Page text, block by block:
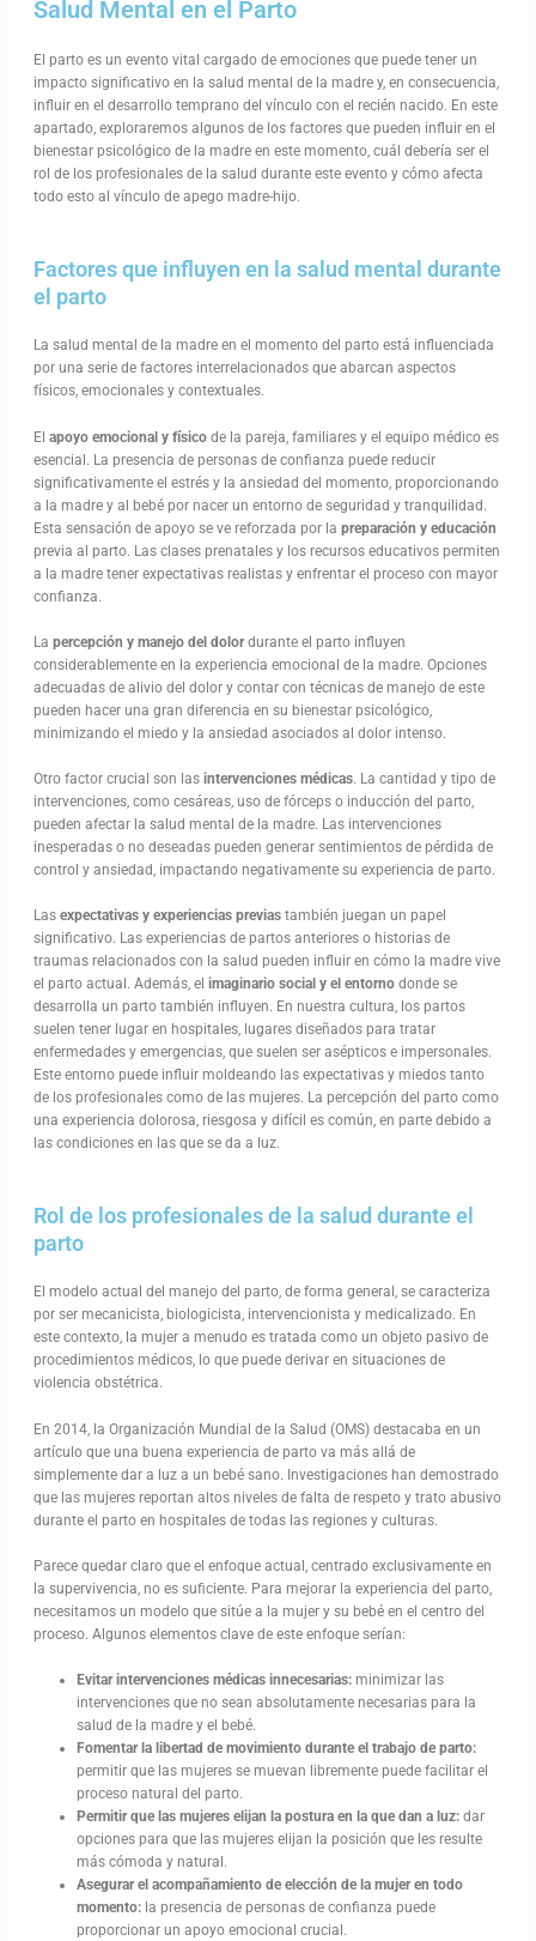
Salud Mental en el Parto
El parto es un evento vital cargado de emociones que puede tener un
impacto significativo en la salud mental de la madre y, en consecuencia,
influir en el desarrollo temprano del vínculo con el recién nacido. En este
apartado, exploraremos algunos de los factores que pueden influir en el
bienestar psicológico de la madre en este momento, cuál debería ser el
rol de los profesionales de la salud durante este evento y cómo afecta
todo esto al vínculo de apego madre-hijo.
Factores que influyen en la salud mental durante
el parto
La salud mental de la madre en el momento del parto está influenciada
por una serie de factores interrelacionados que abarcan aspectos
físicos, emocionales y contextuales.
Elapoyo emocional y físico de la pareja, familiares y el equipo médico es
esencial. La presencia de personas de confianza puede reducir
significativamente el estrés y la ansiedad del momento, proporcionando
a la madre y al bebé por nacer un entorno de seguridad y tranquilidad.
Esta sensación de apoyo se ve reforzada por lapreparación y educación
previa al parto. Las clases prenatales y los recursos educativos permiten
a la madre tener expectativas realistas y enfrentar el proceso con mayor
confianza.
Lapercepción y manejo del dolordurante el parto influyen
considerablemente en la experiencia emocional de la madre. Opciones
adecuadas de alivio del dolor y contar con técnicas de manejo de este
pueden hacer una gran diferencia en su bienestar psicológico,
minimizando el miedo y la ansiedad asociados al dolor intenso.
Otro factor crucial son lasintervenciones médicas. La cantidad y tipo de
intervenciones, como cesáreas, uso de fórceps o inducción del parto,
pueden afectar la salud mental de la madre. Las intervenciones
inesperadas o no deseadas pueden generar sentimientos de pérdida de
control y ansiedad, impactando negativamente su experiencia de parto.
Lasexpectativas y experiencias previas también juegan un papel
significativo. Las experiencias de partos anteriores o historias de
traumas relacionados con la salud pueden influir en cómo la madre vive
el parto actual. Además, elimaginario social y el entornodonde se
desarrolla un parto también influyen. En nuestra cultura, los partos
suelen tener lugar en hospitales, lugares diseñados para tratar
enfermedades y emergencias, que suelen ser asépticos e impersonales.
Este entorno puede influir moldeando las expectativas y miedos tanto
de los profesionales como de las mujeres. La percepción del parto como
una experiencia dolorosa, riesgosa y difícil es común, en parte debido a
las condiciones en las que se da a luz.
Rol de los profesionales de la salud durante el
parto
El modelo actual del manejo del parto, de forma general, se caracteriza
por ser mecanicista, biologicista, intervencionista y medicalizado. En
este contexto, la mujer a menudo es tratada como un objeto pasivo de
procedimientos médicos, lo que puede derivar en situaciones de
violencia obstétrica.
En 2014, la Organización Mundial de la Salud (OMS) destacaba en un
artículo que una buena experiencia de parto va más allá de
simplemente dar a luz a un bebé sano. Investigaciones han demostrado
que las mujeres reportan altos niveles de falta de respeto y trato abusivo
durante el parto en hospitales de todas las regiones y culturas.
Parece quedar claro que el enfoque actual, centrado exclusivamente en
la supervivencia, no es suficiente. Para mejorar la experiencia del parto,
necesitamos un modelo que sitúe a la mujer y su bebé en el centro del
proceso. Algunos elementos clave de este enfoque serían:
Evitar intervenciones médicas innecesarias: minimizar las
intervenciones que no sean absolutamente necesarias para la
salud de la madre y el bebé.
Fomentar la libertad de movimiento durante el trabajo de parto:
permitir que las mujeres se muevan libremente puede facilitar el
proceso natural del parto.
Permitir que las mujeres elijan la postura en la que dan a luz: dar
opciones para que las mujeres elijan la posición que les resulte
más cómoda y natural.
Asegurar el acompañamiento de elección de la mujer en todo
momento: la presencia de personas de confianza puede
proporcionar un apoyo emocional crucial.